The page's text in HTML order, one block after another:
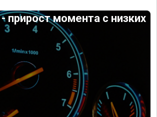
прирост момента с низких